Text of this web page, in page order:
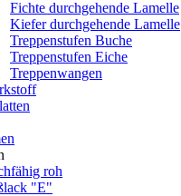
Fichte durchgehende Lamelle
Kiefer durchgehende Lamelle
Treppenstufen Buche
Treppenstufen Eiche
Treppenwangen
roh
"E"